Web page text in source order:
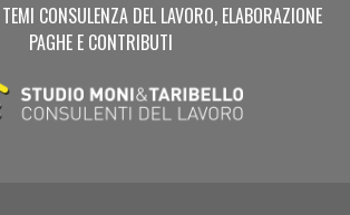
CONSULENZA DEL LAVORO, ELABORAZIONE
PAGHE E CONTRIBUTI